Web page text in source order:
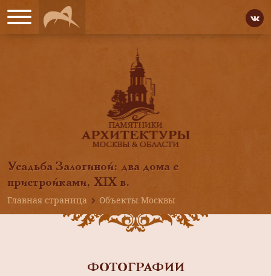
Усадьба Залогиной: два дома с
пристройками, XIX в.
Главная страница
Объекты Москвы
ФОТОГРАФИИ